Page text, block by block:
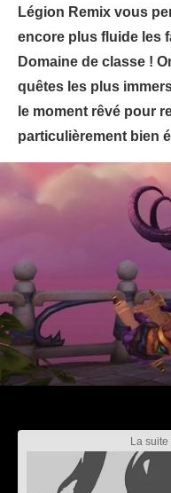
Légion Remix vous
encore plus fluide les
Domaine de classe !
quêtes les plus
le moment rêvé pour
particulièrement bien